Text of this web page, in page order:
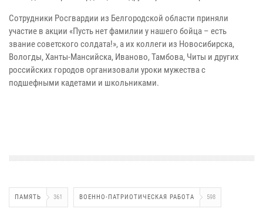
Сотрудники Росгвардии из Белгородской области приняли
участие в акции «Пусть нет фамилии у нашего бойца – есть
звание советского солдата!», а их коллеги из Новосибирска,
Вологды, Ханты-Мансийска, Иваново, Тамбова, Читы и других
российских городов организовали уроки мужества с
подшефными кадетами и школьниками.
ПАМЯТЬ 361 ВОЕННО-ПАТРИОТИЧЕСКАЯ РАБОТА 598